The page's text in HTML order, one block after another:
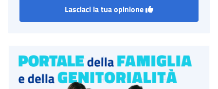
Lasciaci la tua opinione